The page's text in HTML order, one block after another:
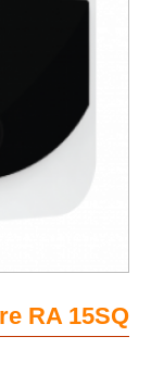
RA 15SQ